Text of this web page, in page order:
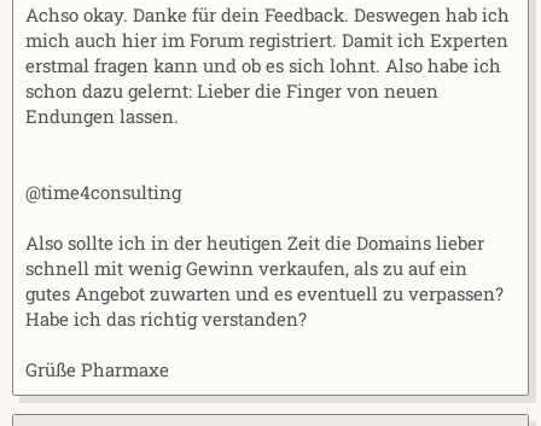
Achso okay. Danke für dein Feedback. Deswegen hab ich
mich auch hier im Forum registriert. Damit ich Experten
erstmal fragen kann und ob es sich lohnt. Also habe ich
schon dazu gelernt: Lieber die Finger von neuen
Endungen lassen.
@time4consulting
Also sollte ich in der heutigen Zeit die Domains lieber
schnell mit wenig Gewinn verkaufen, als zu auf ein
gutes Angebot zuwarten und es eventuell zu verpassen?
Habe ich das richtig verstanden?
Grüße Pharmaxe